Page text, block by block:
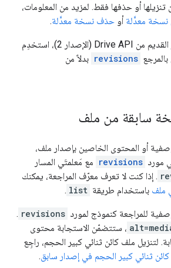
تنزيلها أو حذفها فقط. لمزيد من المعلومات،
نسخة معدَّلة أو حذف نسخة معدَّلة.
إذا كنت تستخدم الإصدار القديم من Drive API‏ (الإصدار 2)، استخدِم
revisions بدلاً من
سابقة من ملف
أو المحتوى الخاصين بإصدار ملف،
مورد revisions مع مَعلمتَي المسار
. إذا كنت لا تعرف معرّف المراجعة، يمكنك
ملف باستخدام طريقة list
.
للمراجعة كنموذج لمورد revisions
.
، ستتضمّن الاستجابة محتوى
لتنزيل ملف كائن ثنائي كبير الحجم، راجِع
ثنائي كبير الحجم في إصدار سابق.